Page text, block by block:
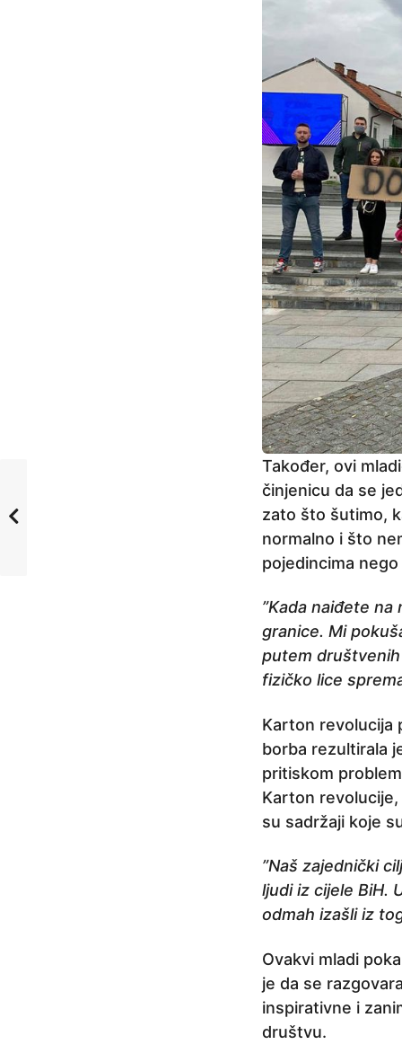
Također, ovi
činjenicu da se
zato što šutimo,
normalno i što
pojedincima
”Kada naiđete
granice. Mi
putem
fizičko lice
Karton revolucija
borba rezultirala
pritiskom
Karton revolucije,
su sadržaji koje
”Naš zajednički
ljudi iz cijele BiH.
odmah izašli iz
Ovakvi mladi
je da se
inspirativne i
društvu.